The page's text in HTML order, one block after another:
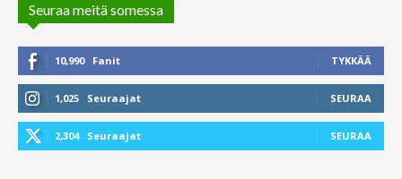
Seuraa meitä somessa
10,990 Fanit TYKKÄÄ
1,025 Seuraajat SEURAA
2,304 Seuraajat SEURAA